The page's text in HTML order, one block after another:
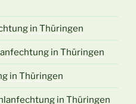
in Thüringen
in Thüringen
in Thüringen
in Thüringen